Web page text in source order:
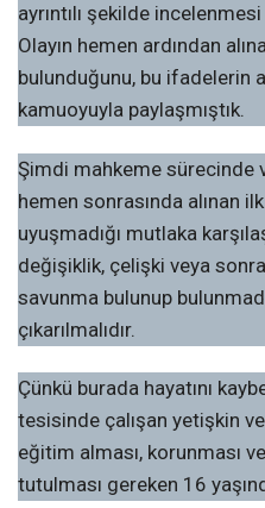
ayrıntılı şekilde
Olayın hemen ardından
bulunduğunu, bu ifadelerin
kamuoyuyla paylaşmıştık.
Şimdi mahkeme sürecinde
hemen sonrasında alınan
uyuşmadığı mutlaka
değişiklik, çelişki veya
savunma bulunup
çıkarılmalıdır.
Çünkü burada hayatını
tesisinde çalışan yetişkin
eğitim alması, korunması
tutulması gereken 16